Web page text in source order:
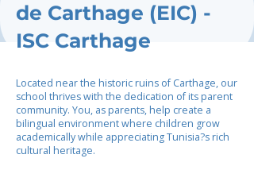
de Carthage (EIC) -
ISC Carthage
Located near the historic ruins of Carthage, our
school thrives with the dedication of its parent
community. You, as parents, help create a
bilingual environment where children grow
academically while appreciating Tunisia?s rich
cultural heritage.